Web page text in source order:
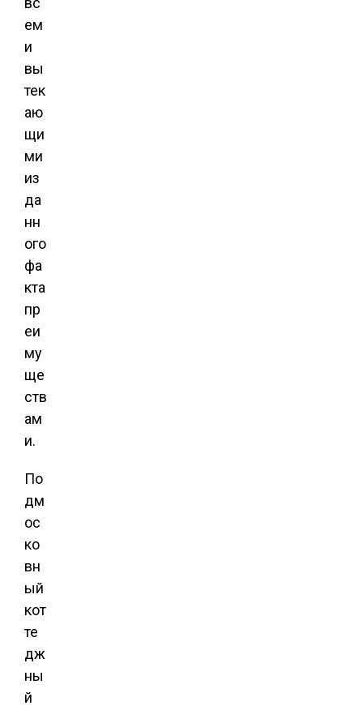
ем
и
вы
тек
аю
щи
ми
из
да
нн
ого
фа
кта
пр
еи
му
ще
ств
ам
и.
По
дм
ос
ко
вн
ый
кот
те
дж
ны
й